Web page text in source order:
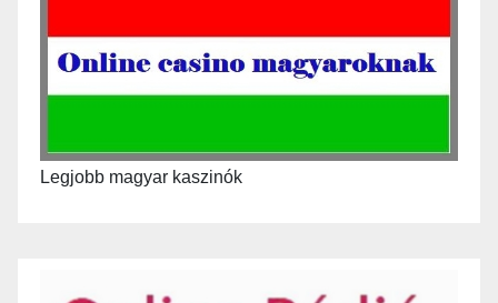
Legjobb magyar kaszinók